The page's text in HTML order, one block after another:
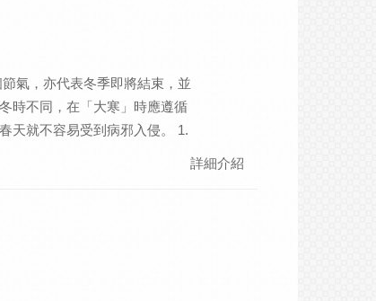
氣，亦代表冬季即將結束，並
時不同，在「大寒」時應遵循
天就不容易受到病邪入侵。 1.
居-順應冬藏 順應冬藏的原則，
疏通帶脈、促進腎氣循環。 ｜
詳細介紹